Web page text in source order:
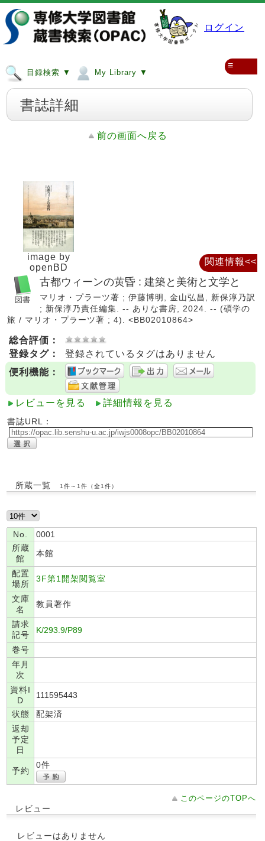
ログイン
目録検索 ▼ My Library ▼
≡
書誌詳細
前の画面へ戻る
image by
openBD
古都ウィーンの黄昏 : 建築と美術と文学と
マリオ・プラーツ著 ; 伊藤博明, 金山弘昌, 新保淳乃訳
; 新保淳乃責任編集. -- ありな書房, 2024. -- (碩学の
旅 / マリオ・プラーツ著 ; 4). <BB02010864>
総合評価：
登録タグ：
登録されているタグはありません
便利機能：
レビューを見る 詳細情報を見る
書誌URL：
所蔵一覧 1件～1件（全1件）
No.
0001
所蔵
館
本館
配置
場所
3F第1開架閲覧室
文庫
名
教員著作
請求
記号
K/293.9/P89
巻号
年月
次
資料I
D
111595443
状態
配架済
返却
予定
日
予約
0件
このページのTOPへ
レビュー
レビューはありません
関連情報<<